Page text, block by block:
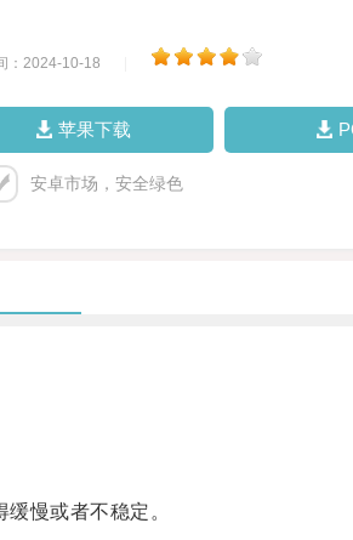
：2024-10-18
苹果下载
安卓市场，安全绿色
慢或者不稳定。